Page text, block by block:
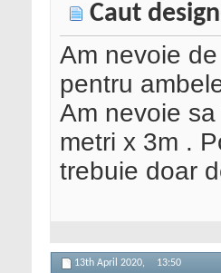
Caut
Am nevoie
pentru
Am nevoie
metri x 3m .
trebuie doar
13th April 2020, 13:50